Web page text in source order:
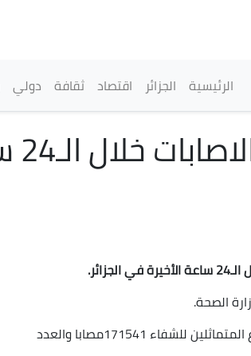
القائمة الرئيسية
الرئيسية الجزائر اقتصاد ثقافة دولي
وبذلك، بلغ العدد الإجمالي للإصابات 257976 حالة، بينما بلغ مجموع المتماثلين للشفاء 171541مصابا والعدد